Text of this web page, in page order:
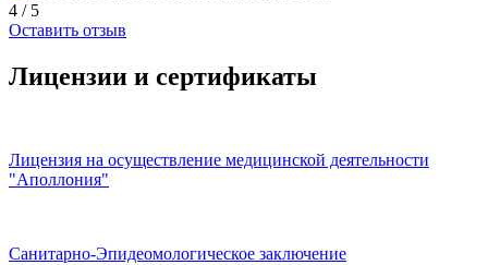
4 / 5
Оставить отзыв
Лицензии и сертификаты
Лицензия на осуществление медицинской деятельности
"Аполлония"
Санитарно-Эпидеомологическое заключение